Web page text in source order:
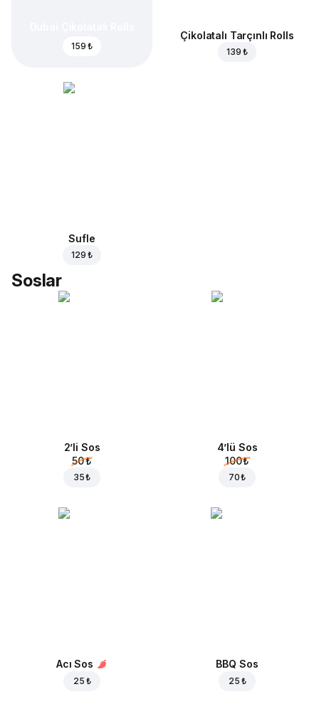
159 ₺
Çikolatalı Tarçınlı Rolls
139 ₺
Sufle
129 ₺
Soslar
2’li Sos
50 ₺
35 ₺
4’lü Sos
100 ₺
70 ₺
Acı Sos
25 ₺
BBQ Sos
25 ₺